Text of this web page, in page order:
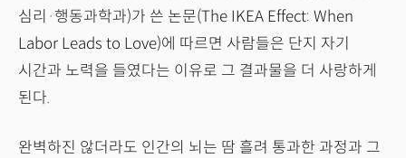
심리·행동과학과)가 쓴 논문(The IKEA Effect: When
Labor Leads to Love)에 따르면 사람들은 단지 자기
시간과 노력을 들였다는 이유로 그 결과물을 더 사랑하게
된다.
완벽하진 않더라도 인간의 뇌는 땀 흘려 통과한 과정과 그